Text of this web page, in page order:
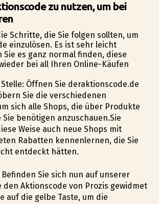
zu nutzen, um bei
Schritte, die Sie folgen sollten, um
einzulösen. Es ist sehr leicht
Sie es ganz normal finden, diese
bei all Ihren Online-Käufen
Öffnen Sie deraktionscode.de
Sie die verschiedenen
sich alle Shops, die über Produkte
benötigen anzuschauen.Sie
Weise auch neue Shops mit
Rabatten kennenlernen, die Sie
entdeckt hätten.
Sie sich nun auf unserer
den Aktionscode von Prozis gewidmet
auf die gelbe Taste, um die